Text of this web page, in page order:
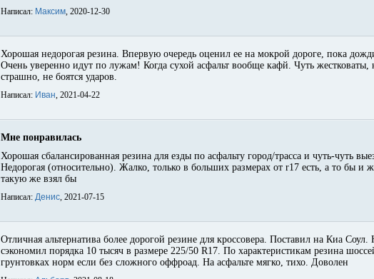
Написал: Максим, 2020-12-30
Хорошая недорогая резина. Впервую очередь оценил ее на мокрой дороге, пока
Очень уверенно идут по лужам! Когда сухой асфальт вообще кафй. Чуть жестковаты,
страшно, не боятся ударов.
Написал: Иван, 2021-04-22
Мне понравилась
Хорошая сбалансированная резина для езды по асфальту город/трасса и чуть-чуть
Недорогая (относительно). Жалко, только в больших размерах от r17 есть, а то бы и
такую же взял бы
Написал: Денис, 2021-07-15
Отличная альтернатива более дорогой резине для кроссовера. Поставил на Киа Соул.
сэкономил порядка 10 тысяч в размере 225/50 R17. По характеристикам резина
грунтовках норм если без сложного оффроад. На асфальте мягко, тихо. Доволен